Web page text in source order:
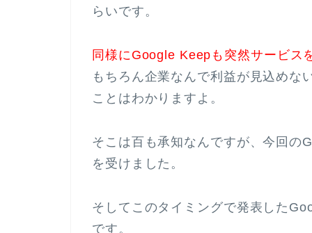
らいです。
同様にGoogle Keepも突然サービス
もちろん企業なんで利益が見込めな
ことはわかりますよ。
そこは百も承知なんですが、今回の
を受けました。
そしてこのタイミングで発表した
です。